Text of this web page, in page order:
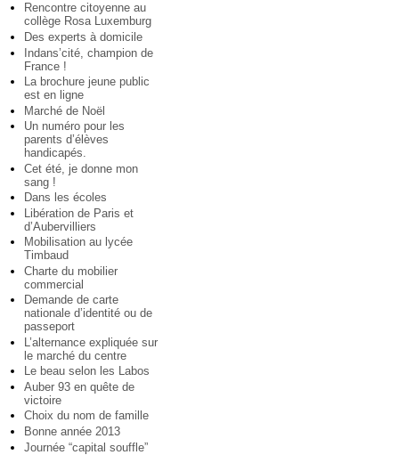
Rencontre citoyenne au
collège Rosa Luxemburg
Des experts à domicile
Indans’cité, champion de
France !
La brochure jeune public
est en ligne
Marché de Noël
Un numéro pour les
parents d’élèves
handicapés.
Cet été, je donne mon
sang !
Dans les écoles
Libération de Paris et
d’Aubervilliers
Mobilisation au lycée
Timbaud
Charte du mobilier
commercial
Demande de carte
nationale d’identité ou de
passeport
L’alternance expliquée sur
le marché du centre
Le beau selon les Labos
Auber 93 en quête de
victoire
Choix du nom de famille
Bonne année 2013
Journée “capital souffle”